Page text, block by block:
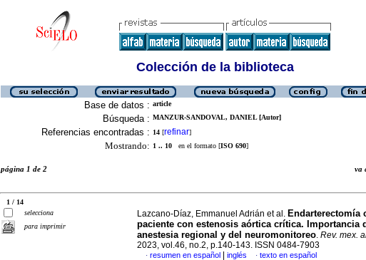
Colección de la biblioteca
Base de datos : article
Búsqueda : MANZUR-SANDOVAL, DANIEL [Autor]
Referencias encontradas : 14 [refinar]
Mostrando: 1 .. 10 en el formato [ISO 690]
página 1 de 2 va
1 / 14
selecciona
para imprimir
Lazcano-Díaz, Emmanuel Adrián et al. Endarterectomía
paciente con estenosis aórtica crítica. Importancia
anestesia regional y del neuromonitoreo. Rev. mex.
2023, vol.46, no.2, p.140-143. ISSN 0484-7903
· resumen en español inglés · texto en español